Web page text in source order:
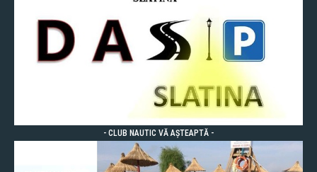
- CLUB NAUTIC VĂ AȘTEAPTĂ -